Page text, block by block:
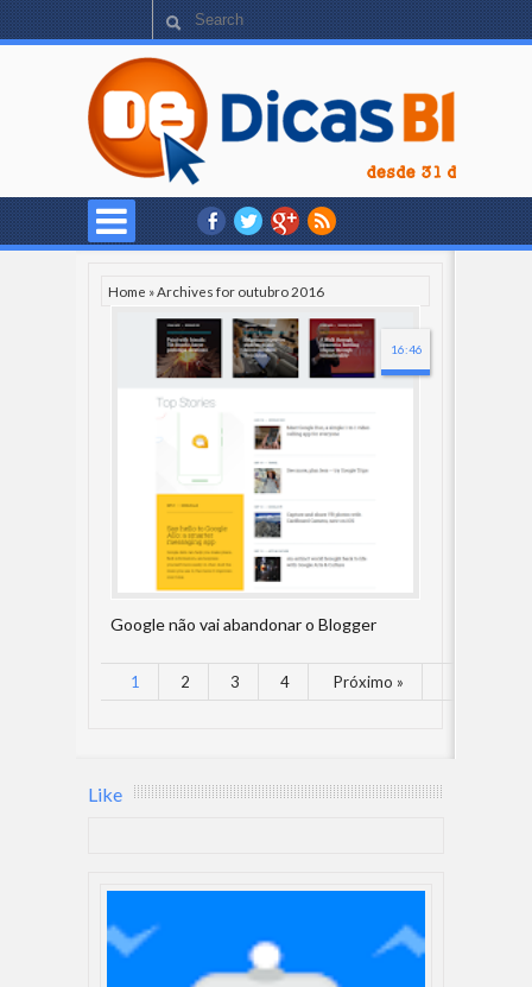
Home »Archives for outubro 2016
Google não vai abandonar o Blogger
16:46
1 2 3 4 Próximo »
Like